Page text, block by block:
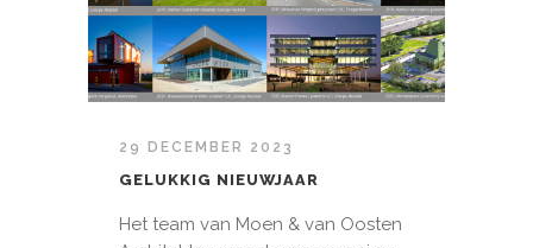
29 DECEMBER 2023
GELUKKIG NIEUWJAAR
Het team van Moen & van Oosten